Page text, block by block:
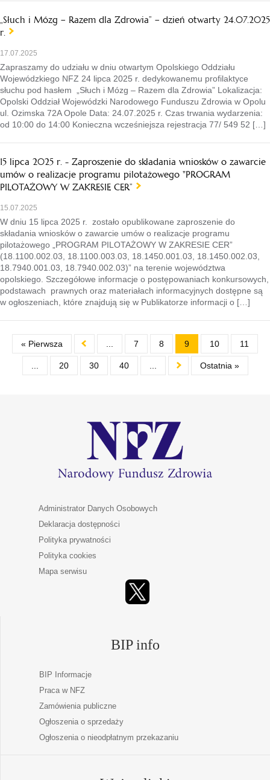
„Słuch i Mózg – Razem dla Zdrowia” – dzień otwarty 24.07.2025
r.
17.07.2025
Zapraszamy do udziału w dniu otwartym Opolskiego Oddziału
Wojewódzkiego NFZ 24 lipca 2025 r. dedykowanemu profilaktyce
słuchu pod hasłem „Słuch i Mózg – Razem dla Zdrowia” Lokalizacja:
Opolski Oddział Wojewódzki Narodowego Funduszu Zdrowia w Opolu
ul. Ozimska 72A Opole Data: 24.07.2025 r. Czas trwania wydarzenia:
od 10:00 do 14:00 Konieczna wcześniejsza rejestracja 77/ 549 52 […]
15 lipca 2025 r. - Zaproszenie do składania wniosków o zawarcie
umów o realizacje programu pilotażowego "PROGRAM
PILOTAŻOWY W ZAKRESIE CER”
15.07.2025
W dniu 15 lipca 2025 r. zostało opublikowane zaproszenie do
składania wniosków o zawarcie umów o realizacje programu
pilotażowego „PROGRAM PILOTAŻOWY W ZAKRESIE CER”
(18.1100.002.03, 18.1100.003.03, 18.1450.001.03, 18.1450.002.03,
18.7940.001.03, 18.7940.002.03)” na terenie województwa
opolskiego. Szczegółowe informacje o postępowaniach konkursowych,
podstawach prawnych oraz materiałach informacyjnych dostępne są
w ogłoszeniach, które znajdują się w Publikatorze informacji o […]
« Pierwsza 7 8 9 10 11
20 30 40 Ostatnia »
Administrator Danych Osobowych
Deklaracja dostępności
Polityka prywatności
Polityka cookies
Mapa serwisu
BIP info
BIP Informacje
Praca w NFZ
Zamówienia publiczne
Ogłoszenia o sprzedaży
Ogłoszenia o nieodpłatnym przekazaniu